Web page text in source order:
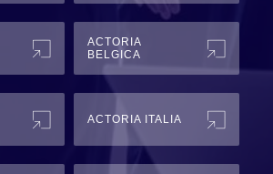
ACTORIA
BELGICA
ACTORIA ITALIA